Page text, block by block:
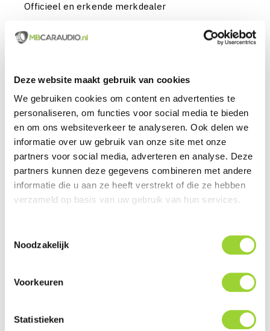
Deze website maakt gebruik van cookies
We gebruiken cookies om content en advertenties te
personaliseren, om functies voor social media te bieden
en om ons websiteverkeer te analyseren. Ook delen we
informatie over uw gebruik van onze site met onze
partners voor social media, adverteren en analyse. Deze
partners kunnen deze gegevens combineren met andere
informatie die u aan ze heeft verstrekt of die ze hebben
verzameld op basis van uw gebruik van hun services.
Noodzakelijk
Voorkeuren
Statistieken
Officieel en erkende merkdealer
Gratis verzending vanaf € 99,00 euro (NL)
Internationaal verzonden met DHL en PostNL
Deskundig advies, telefonisch en per e-mail
Professionele montage mogelijk
Gemiddelde klantbeoordeling van 9,5 / 10
INFORMATIE 
degelijke kwaliteit en de eenvoudige aansluitoplossingen
die op de producten aanwezig zijn, die hierbij worden
geleverd of optioneel verkrijgbaar zijn. Alle Match
producten worden ontwikkeld en geproduceerd in
Duitsland door Audiotec Fisher die hier bijzonder veel tijd
aan besteed, zeer degelijke producten, snelle